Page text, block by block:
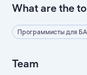
What are the
Программисты для
Team